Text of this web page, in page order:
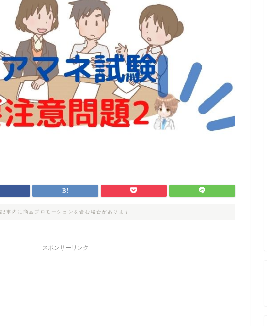
記事内に商品プロモーションを含む場合があります
スポンサーリンク